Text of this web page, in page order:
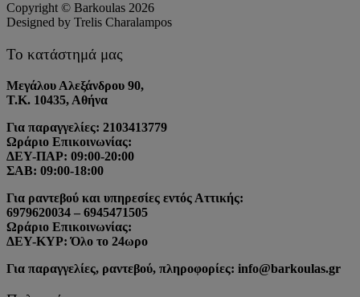
Copyright © Barkoulas 2026
Designed by Trelis Charalampos
Το κατάστημά μας
Μεγάλου Αλεξάνδρου 90,
Τ.Κ. 10435, Αθήνα
Για παραγγελίες: 2103413779
Ωράριο Επικοινωνίας:
ΔΕΥ-ΠΑΡ: 09:00-20:00
ΣΑΒ: 09:00-18:00
Για ραντεβού και υπηρεσίες εντός Αττικής:
6979620034 – 6945471505
Ωράριο Επικοινωνίας:
ΔΕΥ-ΚΥΡ: Όλο το 24ωρο
Για παραγγελίες, ραντεβού, πληροφορίες: info@barkoulas.gr